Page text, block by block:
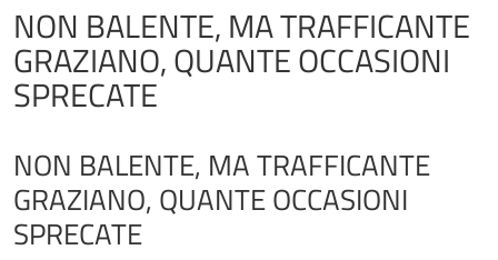
NON BALENTE, MA TRAFFICANTE
GRAZIANO, QUANTE OCCASIONI
SPRECATE
NON BALENTE, MA TRAFFICANTE
GRAZIANO, QUANTE OCCASIONI
SPRECATE